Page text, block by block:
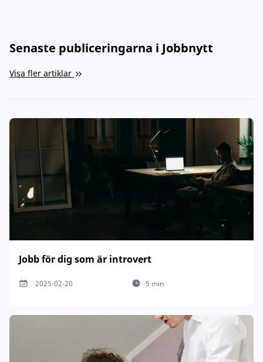
Senaste publiceringarna i Jobbnytt
Visa fler artiklar
Jobb för dig som är introvert
2025-02-20 5 min